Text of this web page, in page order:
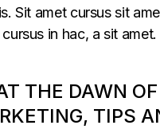
Sit amet cursus sit
in hac, a sit amet.
THE DAWN
TIPS